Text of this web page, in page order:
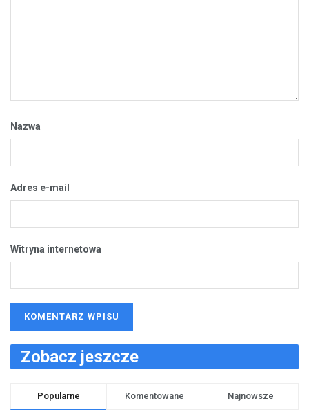
Nazwa
Adres e-mail
Witryna internetowa
Zobacz jeszcze
Popularne Komentowane Najnowsze